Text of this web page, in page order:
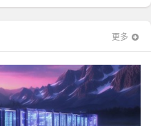
更多